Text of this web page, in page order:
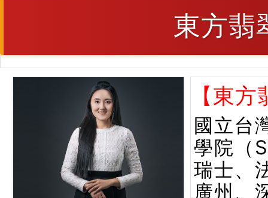
東方翡
【東
國立台
學院（
瑞士、
廣州、